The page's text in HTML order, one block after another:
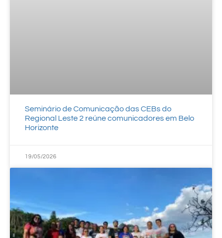
Seminário de Comunicação das CEBs do
Regional Leste 2 reúne comunicadores em Belo
Horizonte
19/05/2026